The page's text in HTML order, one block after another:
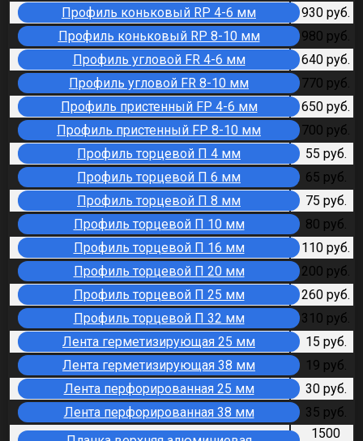
Профиль коньковый RP 4-6 мм
930 руб.
Профиль коньковый RP 8-10 мм
980 руб.
Профиль угловой FR 4-6 мм
640 руб.
Профиль угловой FR 8-10 мм
770 руб.
Профиль пристенный FP 4-6 мм
650 руб.
Профиль пристенный FP 8-10 мм
700 руб.
Профиль торцевой П 4 мм
55 руб.
Профиль торцевой П 6 мм
65 руб.
Профиль торцевой П 8 мм
75 руб.
Профиль торцевой П 10 мм
80 руб.
Профиль торцевой П 16 мм
110 руб.
Профиль торцевой П 20 мм
200 руб.
Профиль торцевой П 25 мм
260 руб.
Профиль торцевой П 32 мм
310 руб.
Лента герметизирующая 25 мм
15 руб.
Лента герметизирующая 38 мм
19 руб.
Лента перфорированная 25 мм
30 руб.
Лента перфорированная 38 мм
35 руб.
1500